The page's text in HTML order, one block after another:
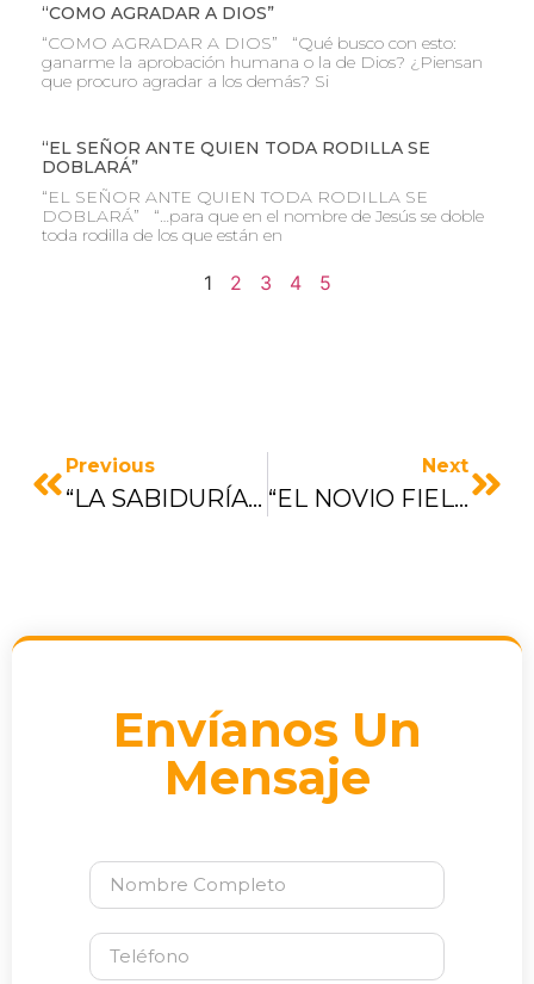
“COMO AGRADAR A DIOS”
“COMO AGRADAR A DIOS” “Qué busco con esto:
ganarme la aprobación humana o la de Dios? ¿Piensan
que procuro agradar a los demás? Si
“EL SEÑOR ANTE QUIEN TODA RODILLA SE
DOBLARÁ”
“EL SEÑOR ANTE QUIEN TODA RODILLA SE
DOBLARÁ” “…para que en el nombre de Jesús se doble
toda rodilla de los que están en
1 2 3 4 5
Previous
“LA SABIDURÍA DE DIOS ENCARNADA”
Next
“EL NOVIO FIEL QUE AMA A SU ESPOSA, LA IGLESIA”
Envíanos Un
Mensaje